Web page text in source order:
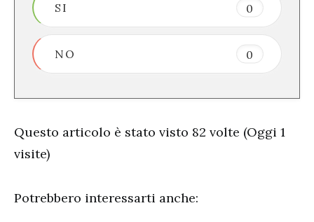
SI 0
NO 0
Questo articolo è stato visto 82 volte (Oggi 1
visite)
Potrebbero interessarti anche: